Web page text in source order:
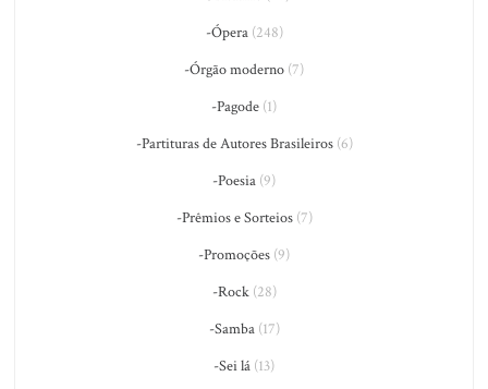
-Ópera(248)
-Órgão moderno (7)
-Pagode (1)
-Partituras de Autores Brasileiros(6)
-Poesia (9)
-Prêmios e Sorteios(7)
-Promoções (9)
-Rock(28)
-Samba(17)
-Sei lá (13)